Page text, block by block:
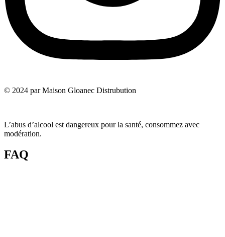
© 2024 par Maison Gloanec Distrubution
L’abus d’alcool est dangereux pour la santé, consommez avec
modération.
FAQ